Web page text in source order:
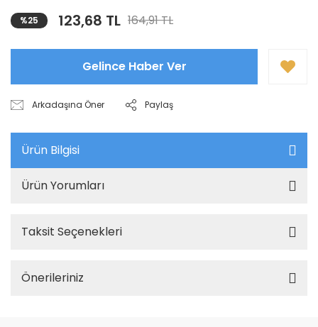
%25 123,68 TL 164,91 TL
Gelince Haber Ver
Arkadaşına Öner Paylaş
Ürün Bilgisi
Ürün Yorumları
Taksit Seçenekleri
Önerileriniz